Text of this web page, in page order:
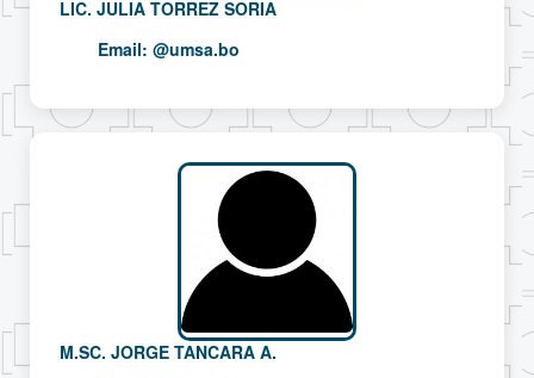
LIC. JULIA TORREZ SORIA
Email: @umsa.bo
M.SC. JORGE TANCARA A.